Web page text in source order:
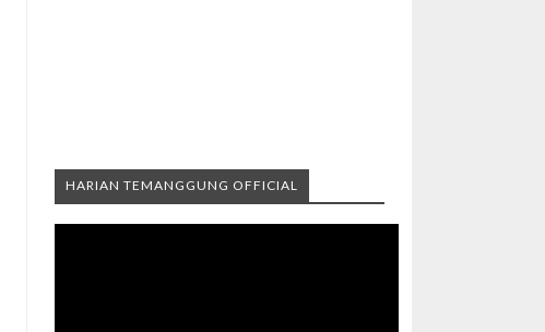
HARIAN TEMANGGUNG OFFICIAL